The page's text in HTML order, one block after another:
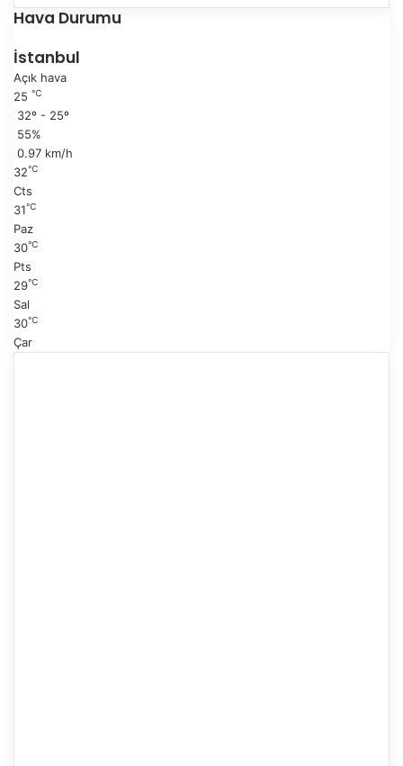
e
k
s
a
n
k
i
Hava Durumu
İstanbul
Açık hava
25 ℃
32º - 25º
55%
0.97 km/h
32℃
Cts
31℃
Paz
30℃
Pts
29℃
Sal
30℃
Çar